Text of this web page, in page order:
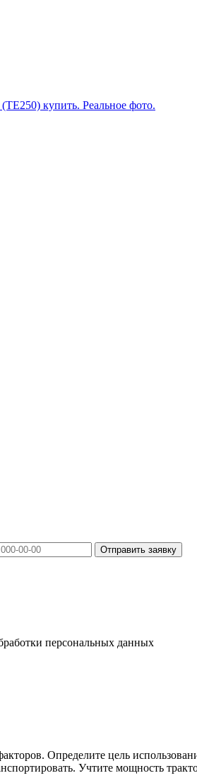
персональных данных
Определите цель
Учтите мощность